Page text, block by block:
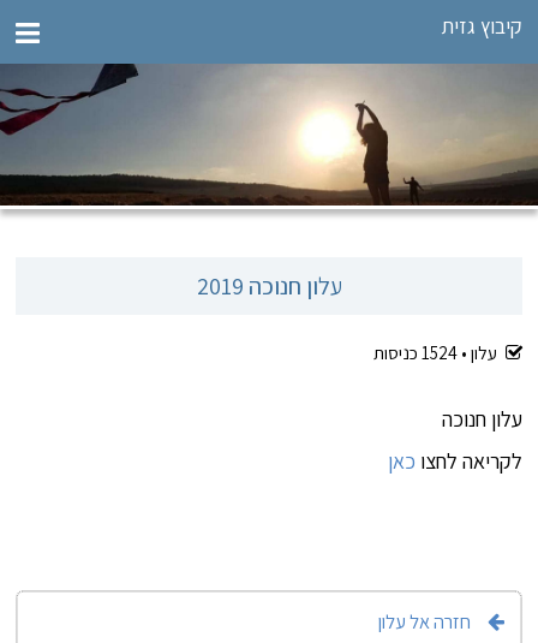
קיבוץ גזית
עלון חנוכה 2019
עלון • 1524 כניסות
עלון חנוכה
לקריאה לחצו כאן
חזרה אל עלון